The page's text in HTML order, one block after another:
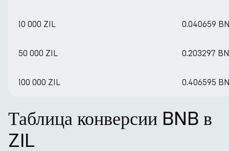
10 000 ZIL 0.040659
50 000 ZIL 0.203297
100 000 ZIL 0.406595
Таблица конверсии BNB в
ZIL